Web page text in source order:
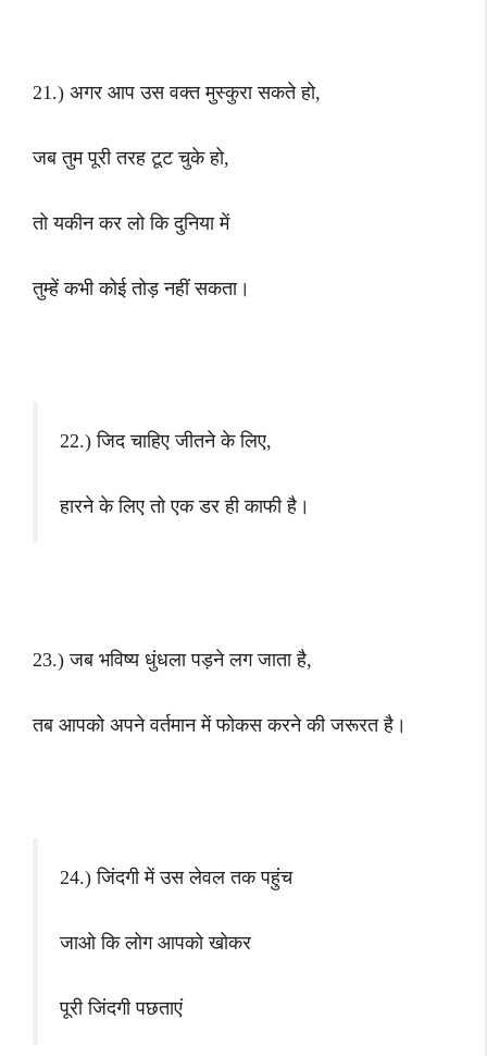
21.) अगर आप उस वक्त मुस्कुरा सकते हो,
जब तुम पूरी तरह टूट चुके हो,
तो यकीन कर लो कि दुनिया में
तुम्हें कभी कोई तोड़ नहीं सकता।
22.) जिद चाहिए जीतने के लिए,
हारने के लिए तो एक डर ही काफी है।
23.) जब भविष्य धुंधला पड़ने लग जाता है,
तब आपको अपने वर्तमान में फोकस करने की जरूरत है।
24.) जिंदगी में उस लेवल तक पहुंच
जाओ कि लोग आपको खोकर
पूरी जिंदगी पछताएं